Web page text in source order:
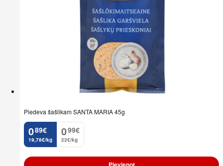
Piedeva šašlikam SANTA MARIA 45g
0
. 89€
19,78€/kg
0
. 99€
22€/kg